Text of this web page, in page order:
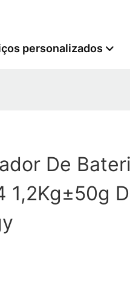
personalizados
De
1,2Kg±50g